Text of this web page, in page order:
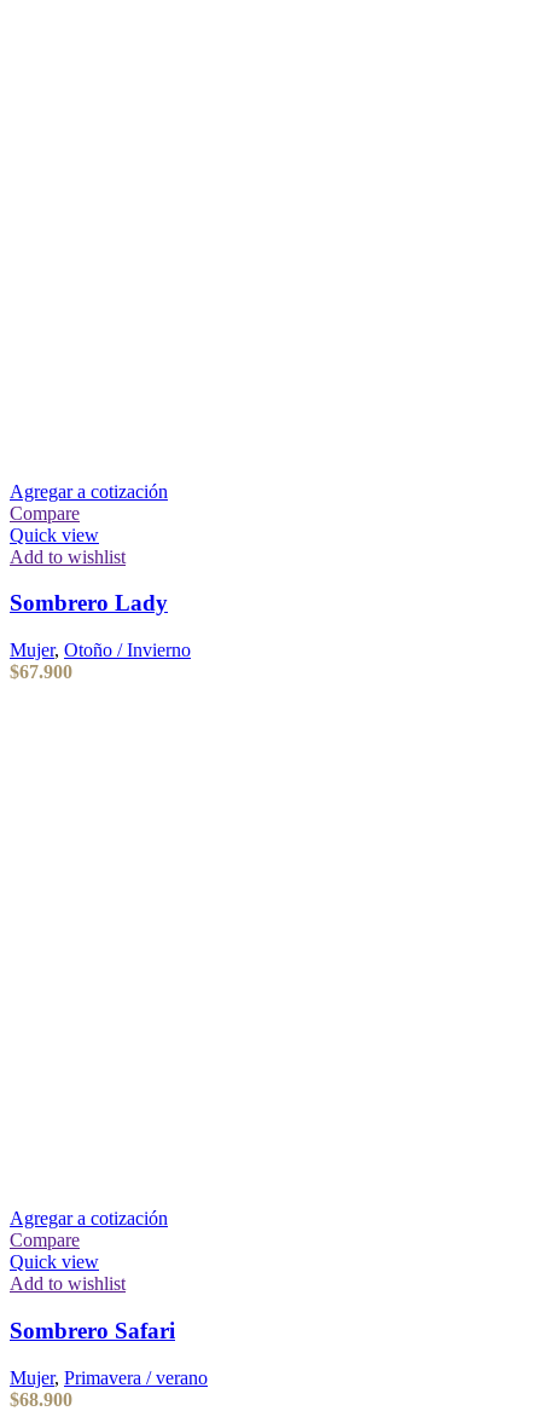
Agregar a cotización
Compare
Quick view
Add to wishlist
Sombrero Lady
Mujer, Otoño / Invierno
$67.900
Agregar a cotización
Compare
Quick view
Add to wishlist
Sombrero Safari
Mujer, Primavera / verano
$68.900